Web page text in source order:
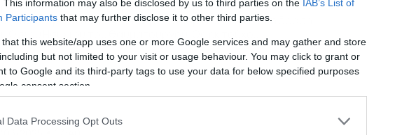
This information may also be disclosed by us to third parties on the IAB’s List of
Participants that may further disclose it to other third parties.
that this website/app uses one or more Google services and may gather and store
but not limited to your visit or usage behaviour. You may click to grant or
to Google and its third-party tags to use your data for below specified purposes
consent section.
Data Processing Opt Outs
6-3: Ποιοι γιορτάζουν σήμερα; Μην ξεχάσετε να
πείτε Χρόνια Πολλά… Σήμερα, 6 Μαρτίου, τιμάται η δράση
σήμερα οι: Ησύχιος, Ησύχης, Ησυχία.